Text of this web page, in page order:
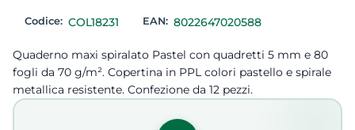
Codice: COL18231 EAN: 8022647020588
Quaderno maxi spiralato Pastel con quadretti 5 mm e 80
fogli da 70 g/m². Copertina in PPL colori pastello e spirale
metallica resistente. Confezione da 12 pezzi.